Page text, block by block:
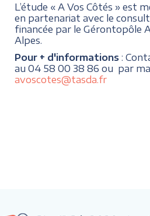
L’étude « A Vos Côtés » est
en partenariat avec le
financée par le Gérontopôle
Alpes.
Pour + d'informations :
au 04 58 00 38 86 ou par
avoscotes@tasda.fr